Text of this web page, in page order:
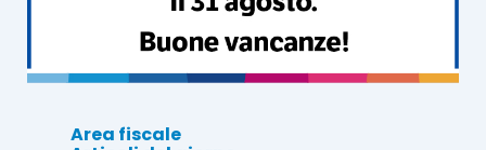
Area fiscale